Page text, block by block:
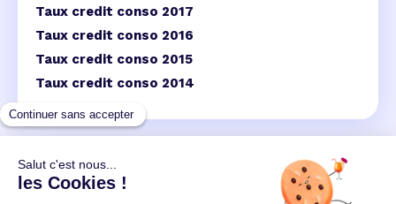
Taux credit conso 2017
Taux credit conso 2016
Taux credit conso 2015
Taux credit conso 2014